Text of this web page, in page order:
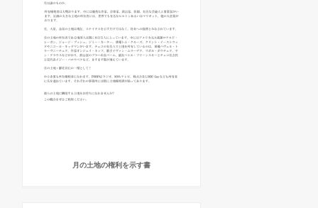
月の土地の権利を示す書